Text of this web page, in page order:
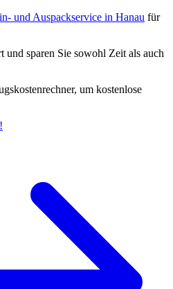
und Auspackservice in Hanau für
und sparen Sie sowohl Zeit als auch
um kostenlose